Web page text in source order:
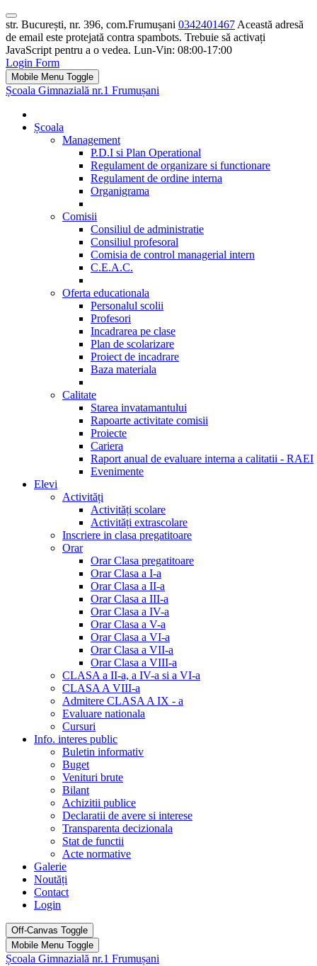
str. București, nr. 396, com.Frumușani 0342401467 Această adresă
de email este protejată contra spambots. Trebuie să activați
JavaScript pentru a o vedea. Lun-Vin: 08:00-17:00
Login Form
Mobile Menu Toggle
Școala Gimnazială nr.1 Frumușani
Școala
Management
P.D.I si Plan Operational
Regulament de organizare si functionare
Regulament de ordine interna
Organigrama
Comisii
Consiliul de administratie
Consiliul profesoral
Comisia de control managerial intern
C.E.A.C.
Oferta educationala
Personalul scolii
Profesori
Incadrarea pe clase
Plan de scolarizare
Proiect de incadrare
Baza materiala
Calitate
Starea invatamantului
Rapoarte activitate comisii
Proiecte
Cariera
Raport anual de evaluare interna a calitatii - RAEI
Evenimente
Elevi
Activități
Activități scolare
Activități extrascolare
Inscriere in clasa pregatitoare
Orar
Orar Clasa pregatitoare
Orar Clasa a I-a
Orar Clasa a II-a
Orar Clasa a III-a
Orar Clasa a IV-a
Orar Clasa a V-a
Orar Clasa a VI-a
Orar Clasa a VII-a
Orar Clasa a VIII-a
CLASA a II-a, a IV-a si a VI-a
CLASA A VIII-a
Admitere CLASA A IX - a
Evaluare nationala
Cursuri
Info. interes public
Buletin informativ
Buget
Venituri brute
Bilant
Achizitii publice
Declaratii de avere si interese
Transparenta decizionala
Stat de functii
Acte normative
Galerie
Noutăți
Contact
Login
Off-Canvas Toggle
Mobile Menu Toggle
Școala Gimnazială nr.1 Frumușani